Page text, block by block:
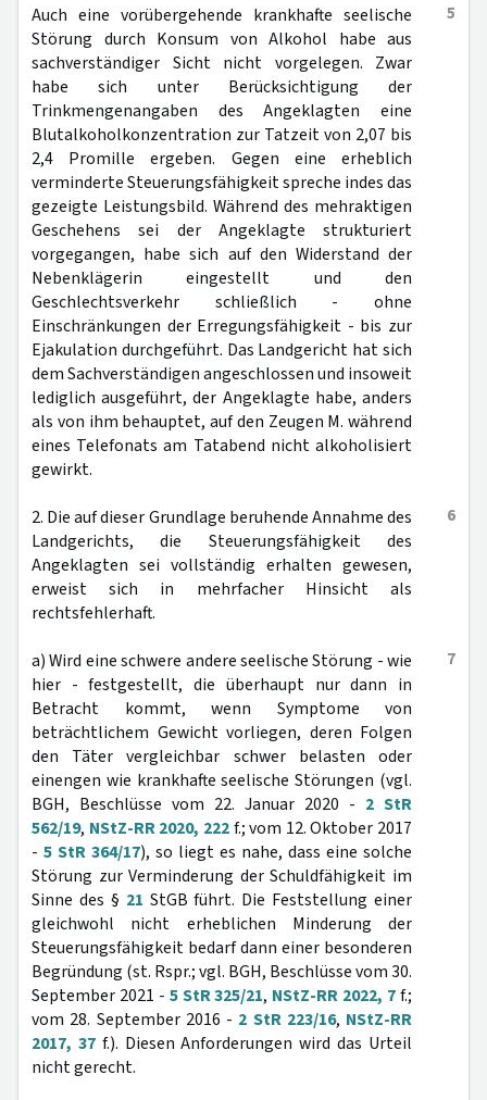
5
Auch eine vorübergehende krankhafte seelische
Störung durch Konsum von Alkohol habe aus
sachverständiger Sicht nicht vorgelegen. Zwar
habe sich unter Berücksichtigung der
Trinkmengenangaben des Angeklagten eine
Blutalkoholkonzentration zur Tatzeit von 2,07 bis
2,4 Promille ergeben. Gegen eine erheblich
verminderte Steuerungsfähigkeit spreche indes das
gezeigte Leistungsbild. Während des mehraktigen
Geschehens sei der Angeklagte strukturiert
vorgegangen, habe sich auf den Widerstand der
Nebenklägerin eingestellt und den
Geschlechtsverkehr schließlich - ohne
Einschränkungen der Erregungsfähigkeit - bis zur
Ejakulation durchgeführt. Das Landgericht hat sich
dem Sachverständigen angeschlossen und insoweit
lediglich ausgeführt, der Angeklagte habe, anders
als von ihm behauptet, auf den Zeugen M. während
eines Telefonats am Tatabend nicht alkoholisiert
gewirkt.
6
2. Die auf dieser Grundlage beruhende Annahme des
Landgerichts, die Steuerungsfähigkeit des
Angeklagten sei vollständig erhalten gewesen,
erweist sich in mehrfacher Hinsicht als
rechtsfehlerhaft.
7
a) Wird eine schwere andere seelische Störung - wie
hier - festgestellt, die überhaupt nur dann in
Betracht kommt, wenn Symptome von
beträchtlichem Gewicht vorliegen, deren Folgen
den Täter vergleichbar schwer belasten oder
einengen wie krankhafte seelische Störungen (vgl.
BGH, Beschlüsse vom 22. Januar 2020 - 2 StR
562/19, NStZ-RR 2020, 222f.; vom 12. Oktober 2017
- 5 StR 364/17), so liegt es nahe, dass eine solche
Störung zur Verminderung der Schuldfähigkeit im
Sinne des § 21 StGB führt. Die Feststellung einer
gleichwohl nicht erheblichen Minderung der
Steuerungsfähigkeit bedarf dann einer besonderen
Begründung (st. Rspr.; vgl. BGH, Beschlüsse vom 30.
September 2021 - 5 StR 325/21, NStZ-RR 2022, 7f.;
vom 28. September 2016 - 2 StR 223/16, NStZ-RR
2017, 37f.). Diesen Anforderungen wird das Urteil
nicht gerecht.